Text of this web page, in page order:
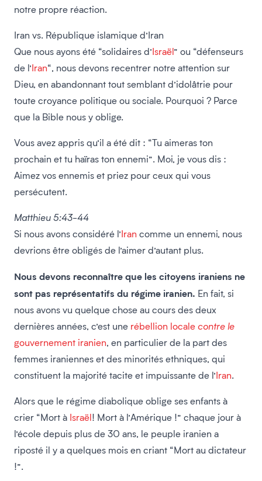
notre propre réaction.
Iran vs. République islamique d’Iran
Que nous ayons été “solidaires d’Israël” ou “défenseurs
de l’Iran“, nous devons recentrer notre attention sur
Dieu, en abandonnant tout semblant d’idolâtrie pour
toute croyance politique ou sociale. Pourquoi ? Parce
que la Bible nous y oblige.
Vous avez appris qu’il a été dit : “Tu aimeras ton
prochain et tu haïras ton ennemi”. Moi, je vous dis :
Aimez vos ennemis et priez pour ceux qui vous
persécutent.
Matthieu 5:43-44
Si nous avons considéré l’Iran comme un ennemi, nous
devrions être obligés de l’aimer d’autant plus.
Nous devons reconnaître que les citoyens iraniens ne
sont pas représentatifs du régime iranien. En fait, si
nous avons vu quelque chose au cours des deux
dernières années, c’est une rébellion localecontre le
gouvernement iranien, en particulier de la part des
femmes iraniennes et des minorités ethniques, qui
constituent la majorité tacite et impuissante de l’Iran.
Alors que le régime diabolique oblige ses enfants à
crier “Mort à Israël! Mort à l’Amérique !” chaque jour à
l’école depuis plus de 30 ans, le peuple iranien a
riposté il y a quelques mois en criant “Mort au dictateur
!”.